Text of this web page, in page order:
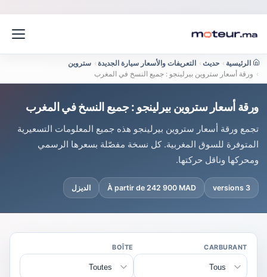
الرئيسية › حديث › التعريفات والأسعار سيارة الجديدة › ستروين
› ورقة أسعار ستروين بيرلينجو : جميع النسخ في المغرب
ورقة أسعار ستروين بيرلينجو : جميع النسخ في المغرب
تجمع ورقة أسعار ستروين بيرلينجو هذه جميع المعلومات التسعيرية
المتوفرة للسوق المغربية. كل نسخة مفصّلة بسعرها الرسمي
ومحركها وناقل حركتها.
3 versions
À partir de 242 900 MAD الديزل
CARBURANT
BOÎTE